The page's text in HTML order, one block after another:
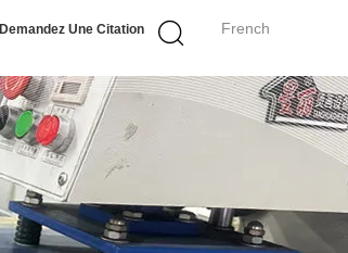
French
Demandez Une Citation